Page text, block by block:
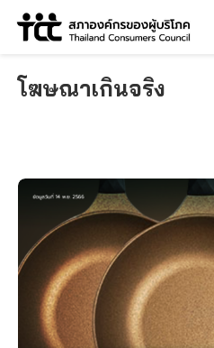
Skip
โฆษณาเกินจริง